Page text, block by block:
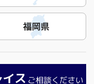
福岡県